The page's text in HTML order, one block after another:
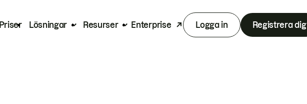
Priser Lösningar Resurser Enterprise Logga in Registrera dig